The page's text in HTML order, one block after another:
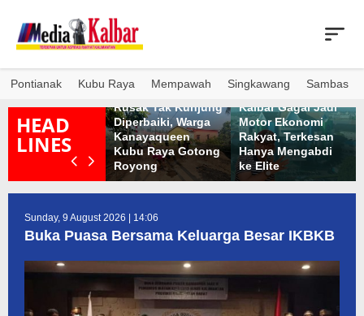
content
Pontianak Kubu Raya Mempawah Singkawang Sambas
HEAD
LINES
Mati di
Kabupaten
Hulu,
Diketahui
Dua Tahun Jalan
Rusak Tak Kunjung
Diperbaiki, Warga
Kanayaqueen
Kubu Raya Gotong
Royong
Pengamat: Bank
Kalbar Gagal Jadi
Motor Ekonomi
Rakyat, Terkesan
Hanya Mengabdi
ke Elite
Sunday, 9 August 2026 | 14:06
Buka Puasa Bersama Keluarga Besar IKBKB